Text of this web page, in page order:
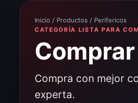
Inicio / Productos / Perifericos
CATEGORÍA LISTA PARA
Compra con mejor
experta.